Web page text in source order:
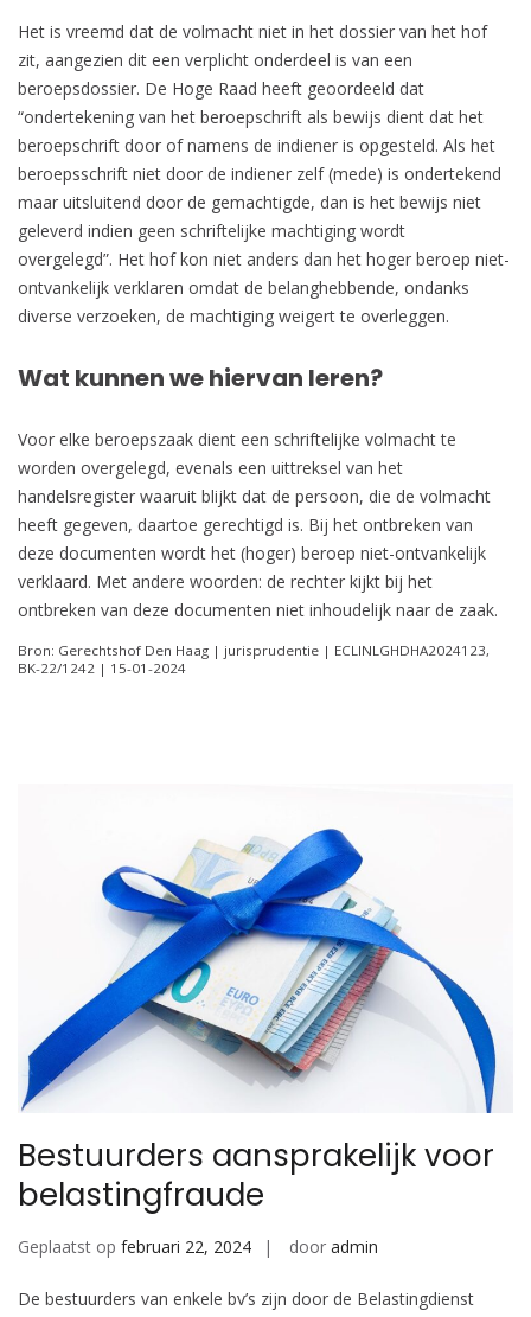
Het is vreemd dat de volmacht niet in het dossier van het hof
zit, aangezien dit een verplicht onderdeel is van een
beroepsdossier. De Hoge Raad heeft geoordeeld dat
“ondertekening van het beroepschrift als bewijs dient dat het
beroepschrift door of namens de indiener is opgesteld. Als het
beroepsschrift niet door de indiener zelf (mede) is ondertekend
maar uitsluitend door de gemachtigde, dan is het bewijs niet
geleverd indien geen schriftelijke machtiging wordt
overgelegd”. Het hof kon niet anders dan het hoger beroep niet-
ontvankelijk verklaren omdat de belanghebbende, ondanks
diverse verzoeken, de machtiging weigert te overleggen.
Wat kunnen we hiervan leren?
Voor elke beroepszaak dient een schriftelijke volmacht te
worden overgelegd, evenals een uittreksel van het
handelsregister waaruit blijkt dat de persoon, die de volmacht
heeft gegeven, daartoe gerechtigd is. Bij het ontbreken van
deze documenten wordt het (hoger) beroep niet-ontvankelijk
verklaard. Met andere woorden: de rechter kijkt bij het
ontbreken van deze documenten niet inhoudelijk naar de zaak.
Bron: Gerechtshof Den Haag | jurisprudentie | ECLINLGHDHA2024123,
BK-22/1242 | 15-01-2024
Bestuurders aansprakelijk voor
belastingfraude
Geplaatst op februari 22, 2024 door admin
De bestuurders van enkele bv’s zijn door de Belastingdienst